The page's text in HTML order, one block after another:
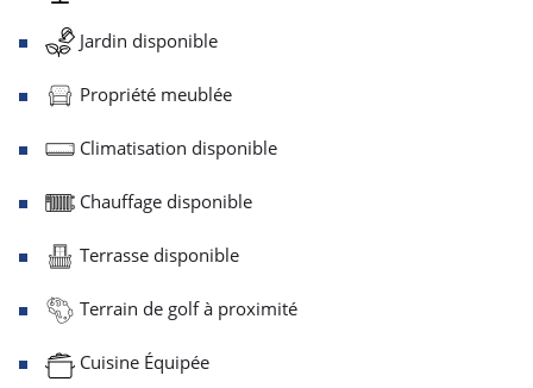
Jardin disponible
Propriété meublée
Climatisation disponible
Chauffage disponible
Terrasse disponible
Terrain de golf à proximité
Cuisine Équipée